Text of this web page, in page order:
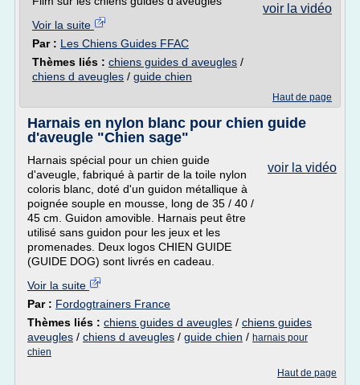
voir la vidéo
Voir la suite
Par : Les Chiens Guides FFAC
Thèmes liés : chiens guides d aveugles /
chiens d aveugles / guide chien
Haut de page
Harnais en nylon blanc pour chien guide
d'aveugle "Chien sage"
voir la vidéo
Harnais spécial pour un chien guide
d'aveugle, fabriqué à partir de la toile nylon
coloris blanc, doté d'un guidon métallique à
poignée souple en mousse, long de 35 / 40 /
45 cm. Guidon amovible. Harnais peut être
utilisé sans guidon pour les jeux et les
promenades. Deux logos CHIEN GUIDE
(GUIDE DOG) sont livrés en cadeau.
Voir la suite
Par : Fordogtrainers France
Thèmes liés : chiens guides d aveugles / chiens guides
aveugles / chiens d aveugles / guide chien / harnais pour
chien
Haut de page